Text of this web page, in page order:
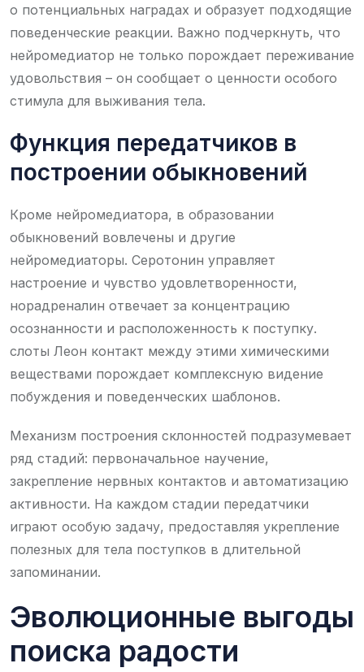
о потенциальных наградах и образует подходящие
поведенческие реакции. Важно подчеркнуть, что
нейромедиатор не только порождает переживание
удовольствия – он сообщает о ценности особого
стимула для выживания тела.
Функция передатчиков в
построении обыкновений
Кроме нейромедиатора, в образовании
обыкновений вовлечены и другие
нейромедиаторы. Серотонин управляет
настроение и чувство удовлетворенности,
норадреналин отвечает за концентрацию
осознанности и расположенность к поступку.
слоты Леон контакт между этими химическими
веществами порождает комплексную видение
побуждения и поведенческих шаблонов.
Механизм построения склонностей подразумевает
ряд стадий: первоначальное научение,
закрепление нервных контактов и автоматизацию
активности. На каждом стадии передатчики
играют особую задачу, предоставляя укрепление
полезных для тела поступков в длительной
запоминании.
Эволюционные выгоды
поиска радости